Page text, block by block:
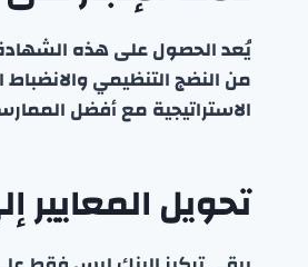
يُعد الحصول على هذه
من النضج التنظيمي
الاستراتيجية مع أفضل
تحويل